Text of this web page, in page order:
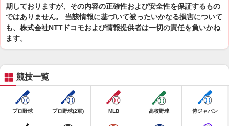
期しておりますが、その内容の正確性および安全性を保証するもの
ではありません。 当該情報に基づいて被ったいかなる損害について
も、株式会社NTTドコモおよび情報提供者は一切の責任を負いかね
ます。
競技一覧
プロ野球 プロ野球(2軍) MLB 高校野球 侍ジャパン